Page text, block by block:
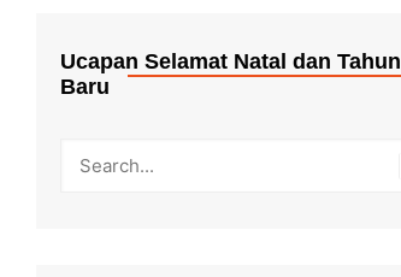
Ucapan Selamat Natal dan Tahun
Baru